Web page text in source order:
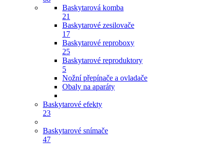
Baskytarová komba
21
Baskytarové zesilovače
17
Baskytarové reproboxy
25
Baskytarové reproduktory
5
Nožní přepínače a ovladače
Obaly na aparáty
Baskytarové efekty
23
Baskytarové snímače
47